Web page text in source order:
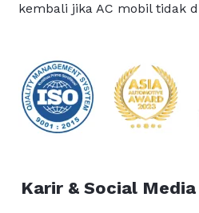
kembali jika AC mobil tidak
Karir & Social Media